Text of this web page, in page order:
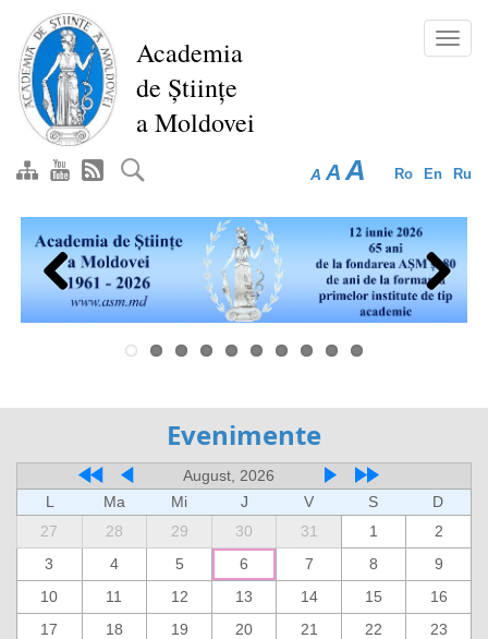
Перейти
основному
содержанию
Academia
de Științe
a Moldovei
Ro En Ru
A A A
Previous Next
Evenimente
August, 2026
L
Ma Mi J V S
D
27
28 29 30 31 1
2
3
4 5 6 7 8
9
10
11 12 13 14 15
16
17
18 19 20 21 22
23